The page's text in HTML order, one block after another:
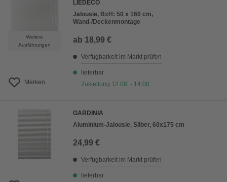
Weitere
Ausführungen
Merken
LIEDECO
Jalousie, BxH: 50 x 160 cm,
Wand-/Deckenmontage
ab 18,99 €
Verfügbarkeit im Markt prüfen
lieferbar
Zustellung 12.08. - 14.08.
GARDINIA
Aluminium-Jalousie, Silber, 60x175 cm
24,99 €
Verfügbarkeit im Markt prüfen
lieferbar